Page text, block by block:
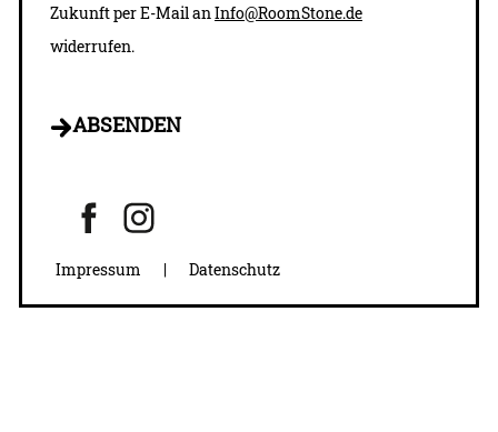
Zukunft per E-Mail an Info@RoomStone.de
widerrufen.
ABSENDEN
Impressum | Datenschutz